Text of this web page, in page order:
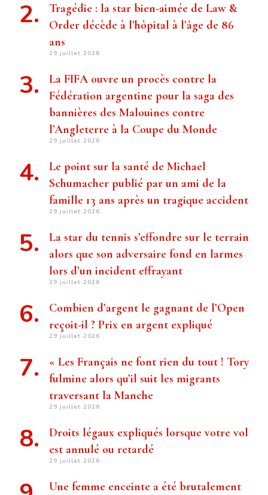
Tragédie : la star bien-aimée de Law &
Order décède à l’hôpital à l’âge de 86
ans
29 juillet 2026
La FIFA ouvre un procès contre la
Fédération argentine pour la saga des
bannières des Malouines contre
l’Angleterre à la Coupe du Monde
29 juillet 2026
Le point sur la santé de Michael
Schumacher publié par un ami de la
famille 13 ans après un tragique accident
29 juillet 2026
La star du tennis s’effondre sur le terrain
alors que son adversaire fond en larmes
lors d’un incident effrayant
29 juillet 2026
Combien d’argent le gagnant de l’Open
reçoit-il ? Prix ​​en argent expliqué
29 juillet 2026
« Les Français ne font rien du tout ! Tory
fulmine alors qu’il suit les migrants
traversant la Manche
29 juillet 2026
Droits légaux expliqués lorsque votre vol
est annulé ou retardé
29 juillet 2026
Une femme enceinte a été brutalement